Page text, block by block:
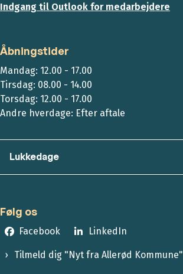
Indgang til Outlook for medarbejdere
Åbningstider
Mandag: 12.00 - 17.00
Tirsdag: 08.00 - 14.00
Torsdag: 12.00 - 17.00
Andre hverdage: Efter aftale
Lukkedage
Følg os
Facebook LinkedIn
Tilmeld dig "Nyt fra Allerød Kommune"